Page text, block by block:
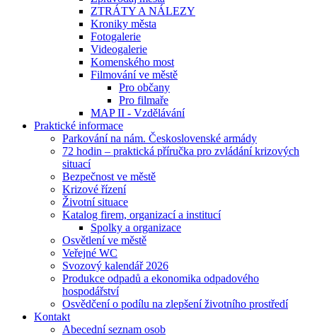
ZTRÁTY A NÁLEZY
Kroniky města
Fotogalerie
Videogalerie
Komenského most
Filmování ve městě
Pro občany
Pro filmaře
MAP II - Vzdělávání
Praktické informace
Parkování na nám. Československé armády
72 hodin – praktická příručka pro zvládání krizových
situací
Bezpečnost ve městě
Krizové řízení
Životní situace
Katalog firem, organizací a institucí
Spolky a organizace
Osvětlení ve městě
Veřejné WC
Svozový kalendář 2026
Produkce odpadů a ekonomika odpadového
hospodářství
Osvědčení o podílu na zlepšení životního prostředí
Kontakt
Abecední seznam osob